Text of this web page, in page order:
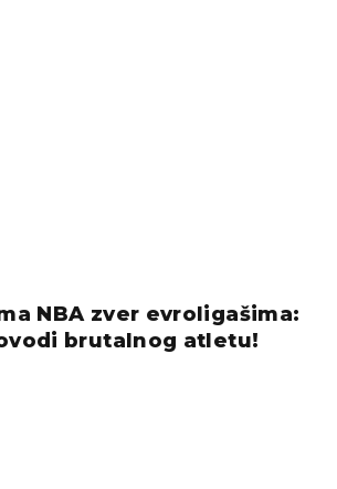
NBA zver evroligašima:
brutalnog atletu!